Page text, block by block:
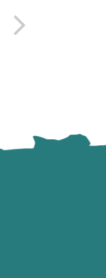
MUGĖ kviečia
ISIC’iečius!